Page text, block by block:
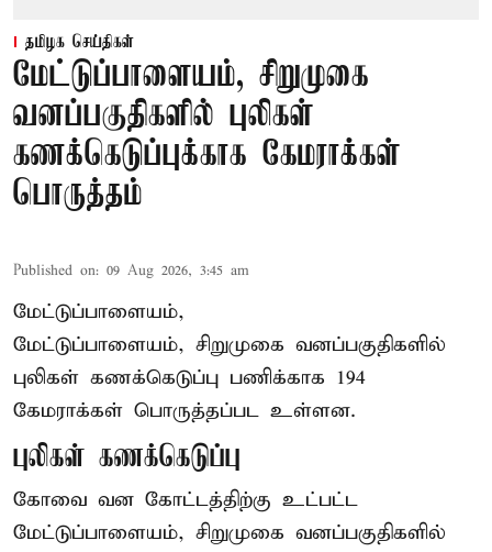
தமிழக செய்திகள்
மேட்டுப்பாளையம், சிறுமுகை
வனப்பகுதிகளில் புலிகள்
கணக்கெடுப்புக்காக கேமராக்கள்
பொருத்தம்
Published on: 09 Aug 2026, 3:45 am
மேட்டுப்பாளையம்,
மேட்டுப்பாளையம், சிறுமுகை வனப்பகுதிகளில்
புலிகள் கணக்கெடுப்பு பணிக்காக 194
கேமராக்கள் பொருத்தப்பட உள்ளன.
புலிகள் கணக்கெடுப்பு
கோவை வன கோட்டத்திற்கு உட்பட்ட
மேட்டுப்பாளையம், சிறுமுகை வனப்பகுதிகளில்